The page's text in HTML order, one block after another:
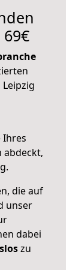
Ihres
abdeckt,
die auf
unser
dabei
zu